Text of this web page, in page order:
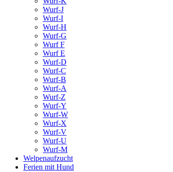
Wurf-J
Wurf-I
Wurf-H
Wurf-G
Wurf F
Wurf E
Wurf-D
Wurf-C
Wurf-B
Wurf-A
Wurf-Z
Wurf-Y
Wurf-W
Wurf-X
Wurf-V
Wurf-U
Wurf-M
Welpenaufzucht
Ferien mit Hund